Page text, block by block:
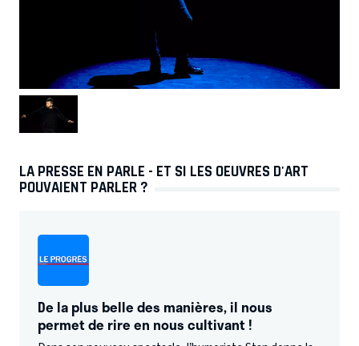
LA PRESSE EN PARLE - ET SI LES OEUVRES D'ART
POUVAIENT PARLER ?
De la plus belle des manières, il nous
permet de rire en nous cultivant !